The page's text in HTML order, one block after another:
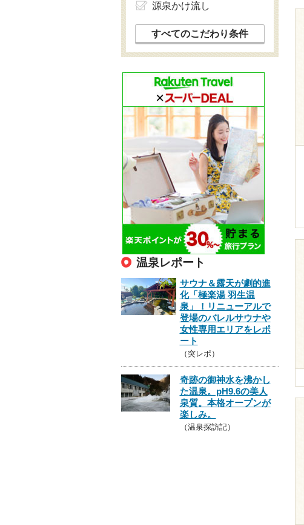
源泉かけ流し
すべてのこだわり条件
温泉レポート
サウナ＆露天が劇的進
化「極楽湯 羽生温
泉」！リニューアルで
登場のバレルサウナや
女性専用エリアをレポ
ート
（突レポ）
奇跡の御神水を沸かし
た温泉。pH9.6の美人
泉質。本格オープンが
楽しみ。
（温泉探訪記）